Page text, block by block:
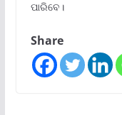
ପାରିବେ।
Share